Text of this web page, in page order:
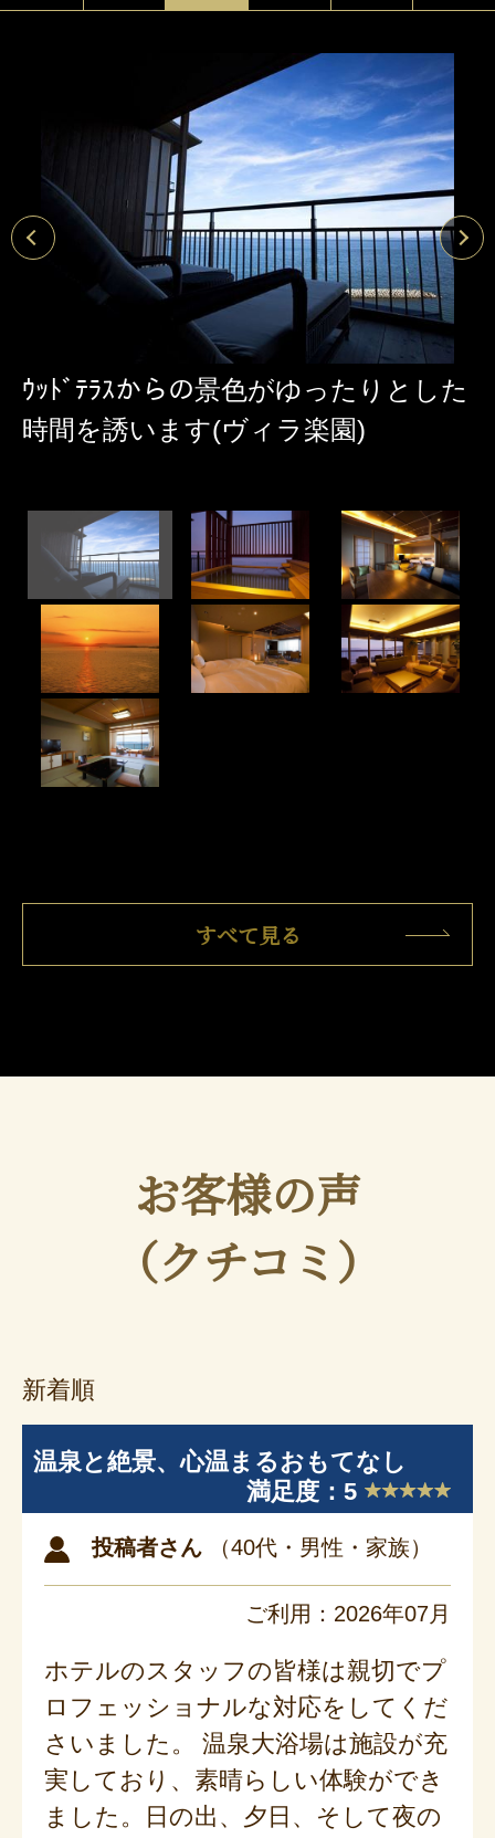
ｳｯﾄﾞﾃﾗｽからの景色がゆったりとした
時間を誘います(ヴィラ楽園)
すべて見る
お客様の声
（クチコミ）
新着順
温泉と絶景、心温まるおもてなし
満足度：5
投稿者さん （40代・男性・家族）
ご利用：2026年07月
ホテルのスタッフの皆様は親切でプ
ロフェッショナルな対応をしてくだ
さいました。 温泉大浴場は施設が充
実しており、素晴らしい体験ができ
ました。日の出、夕日、そして夜の